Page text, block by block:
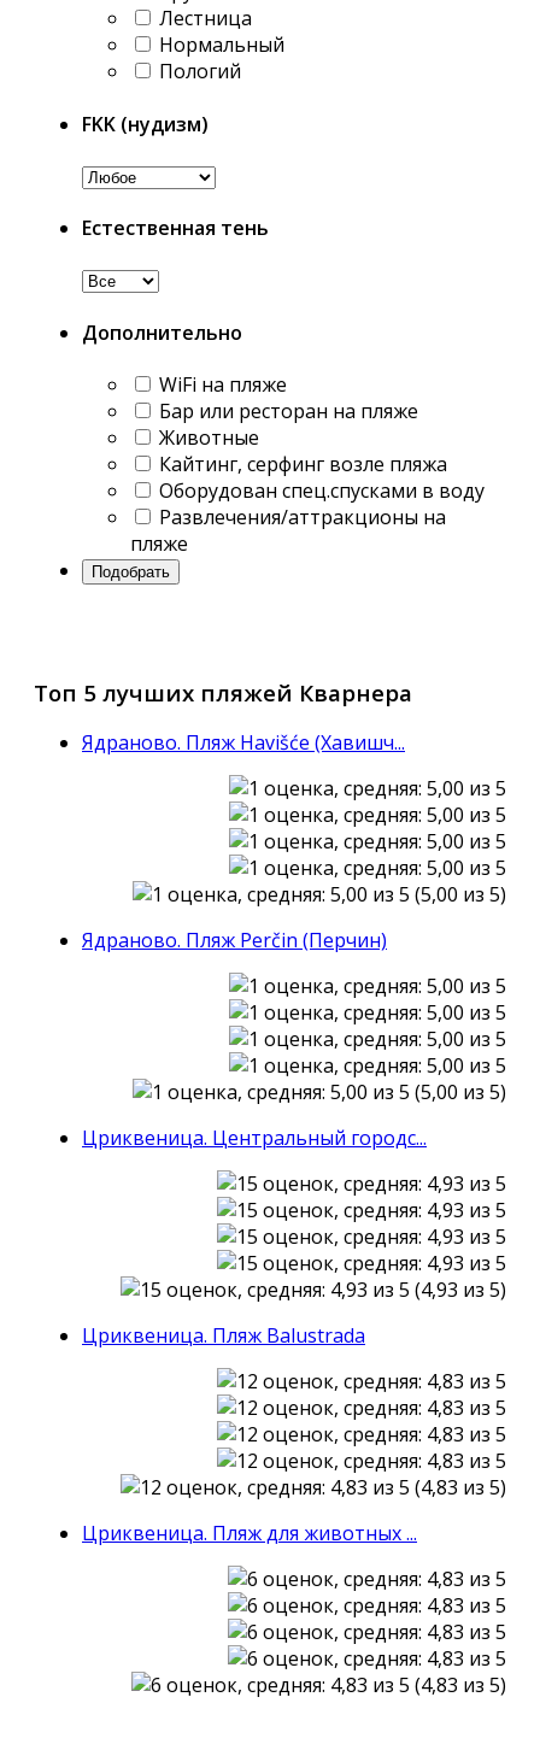
Лестница
Нормальный
Пологий
FKK (нудизм)
Естественная тень
Дополнительно
WiFi на пляже
Бар или ресторан на пляже
Животные
Кайтинг, серфинг возле пляжа
Оборудован спец.спусками в воду
Развлечения/аттракционы на
пляже
Топ 5 лучших пляжей Кварнера
Ядраново. Пляж Havišće (Хавишч...
(5,00 из 5)
Ядраново. Пляж Perčin (Перчин)
(5,00 из 5)
Цриквеница. Центральный городс...
(4,93 из 5)
Цриквеница. Пляж Balustrada
(4,83 из 5)
Цриквеница. Пляж для животных ...
(4,83 из 5)